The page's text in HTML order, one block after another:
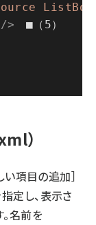
/> ■（5）
）
い項目の追加］
定し、表示さ
名前を